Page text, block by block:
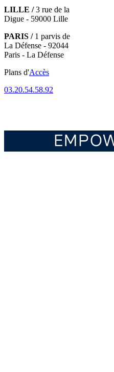
LILLE /3 rue de la
Digue - 59000 Lille
PARIS /1 parvis de
La Défense - 92044
Paris - La Défense
Plans d'Accès
03.20.54.58.92